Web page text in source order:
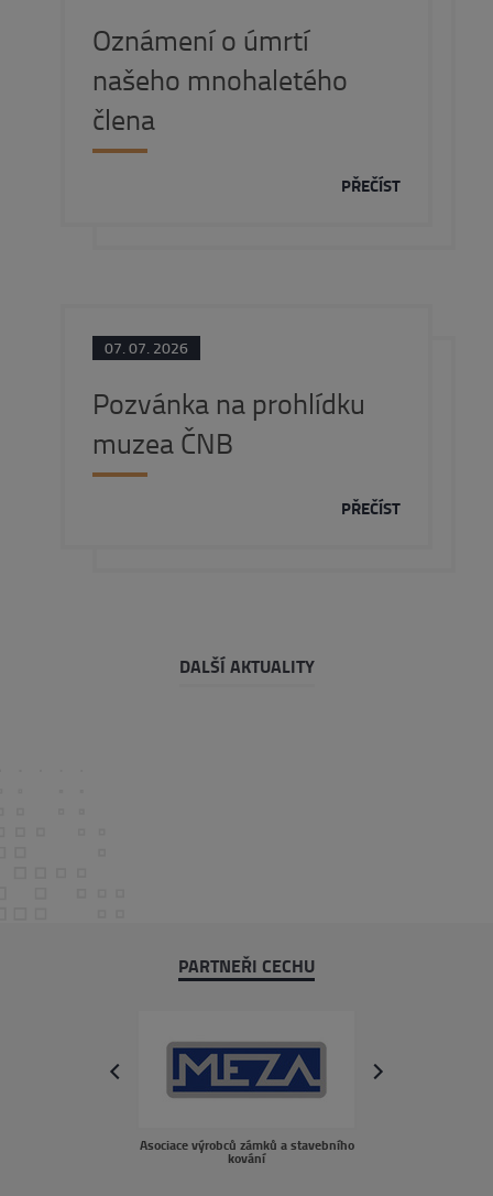
Oznámení o úmrtí
našeho mnohaletého
člena
PŘEČÍST
07. 07. 2026
Pozvánka na prohlídku
muzea ČNB
PŘEČÍST
DALŠÍ AKTUALITY
PARTNEŘI CECHU
Asociace výrobců zámků a stavebního
kování
prev next